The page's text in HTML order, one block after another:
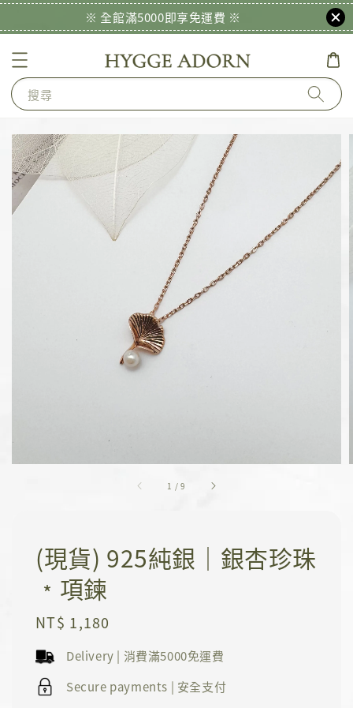
※ 全館滿5000即享免運費 ※
搜尋
1 /9
(現貨) 925純銀｜銀杏珍珠
﹡項鍊
Regular
NT$ 1,180
Delivery | 消費滿5000免運費
Secure payments | 安全支付